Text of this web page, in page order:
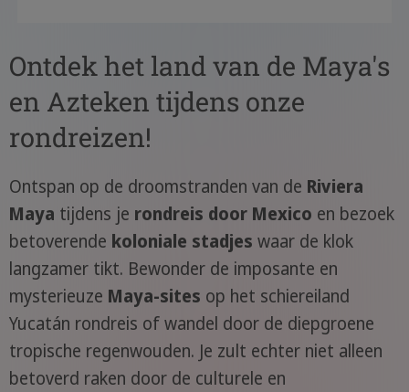
Ontdek het land van de Maya's
en Azteken tijdens onze
rondreizen!
Ontspan op de droomstranden van de Riviera
Maya tijdens je rondreis door Mexico en bezoek
betoverende koloniale stadjes waar de klok
langzamer tikt. Bewonder de imposante en
mysterieuze Maya-sites op het schiereiland
Yucatán rondreis of wandel door de diepgroene
tropische regenwouden. Je zult echter niet alleen
betoverd raken door de culturele en